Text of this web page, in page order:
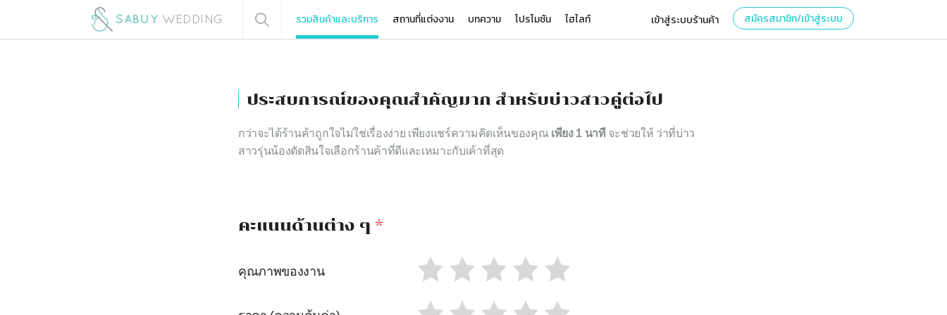
รวมสินค้าและบริการ สถานที่แต่งงาน บทความ โปรโมชัน ไฮไลท์ เข้าสู่ระบบร้านค้า สมัครสมาชิก/เข้าสู่ระบบ
ประสบการณ์ของคุณสำคัญมาก สำหรับบ่าวสาวคู่ต่อไป
กว่าจะได้ร้านค้าถูกใจไม่ใช่เรื่องง่าย เพียงแชร์ความคิดเห็นของคุณ เพียง 1 นาที จะช่วยให้ ว่าที่บ่าว
สาวรุ่นน้องตัดสินใจเลือกร้านค้าที่ดีและเหมาะกับเค้าที่สุด
คะแนนด้านต่าง ๆ *
คุณภาพของงาน